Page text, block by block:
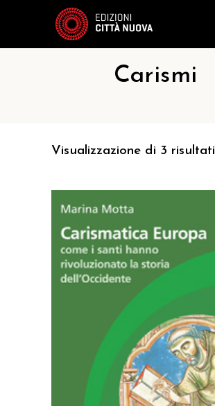
Carismi
Visualizzazione di 3 risultati
AGGIUNGI AL CARRELLO